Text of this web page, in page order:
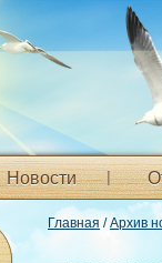
Новости
Главная /Архив